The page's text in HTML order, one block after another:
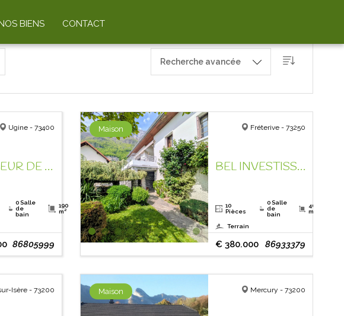
BIENS CONTACT
Recherche avancée
Ugine - 73400
AU COEUR DE NOS MONTAGNES ! AUTHENTIQUE FERME A REHABILITER !
0 Salle
de
bain
190
m²
86805999
Maison Fréterive - 73250
BEL INVESTISSEMENT !
10
Pièces
0 Salle
de
bain
406.13
m²
Terrain
€ 380.000 86933379
Isère - 73200 Maison Mercury - 73200